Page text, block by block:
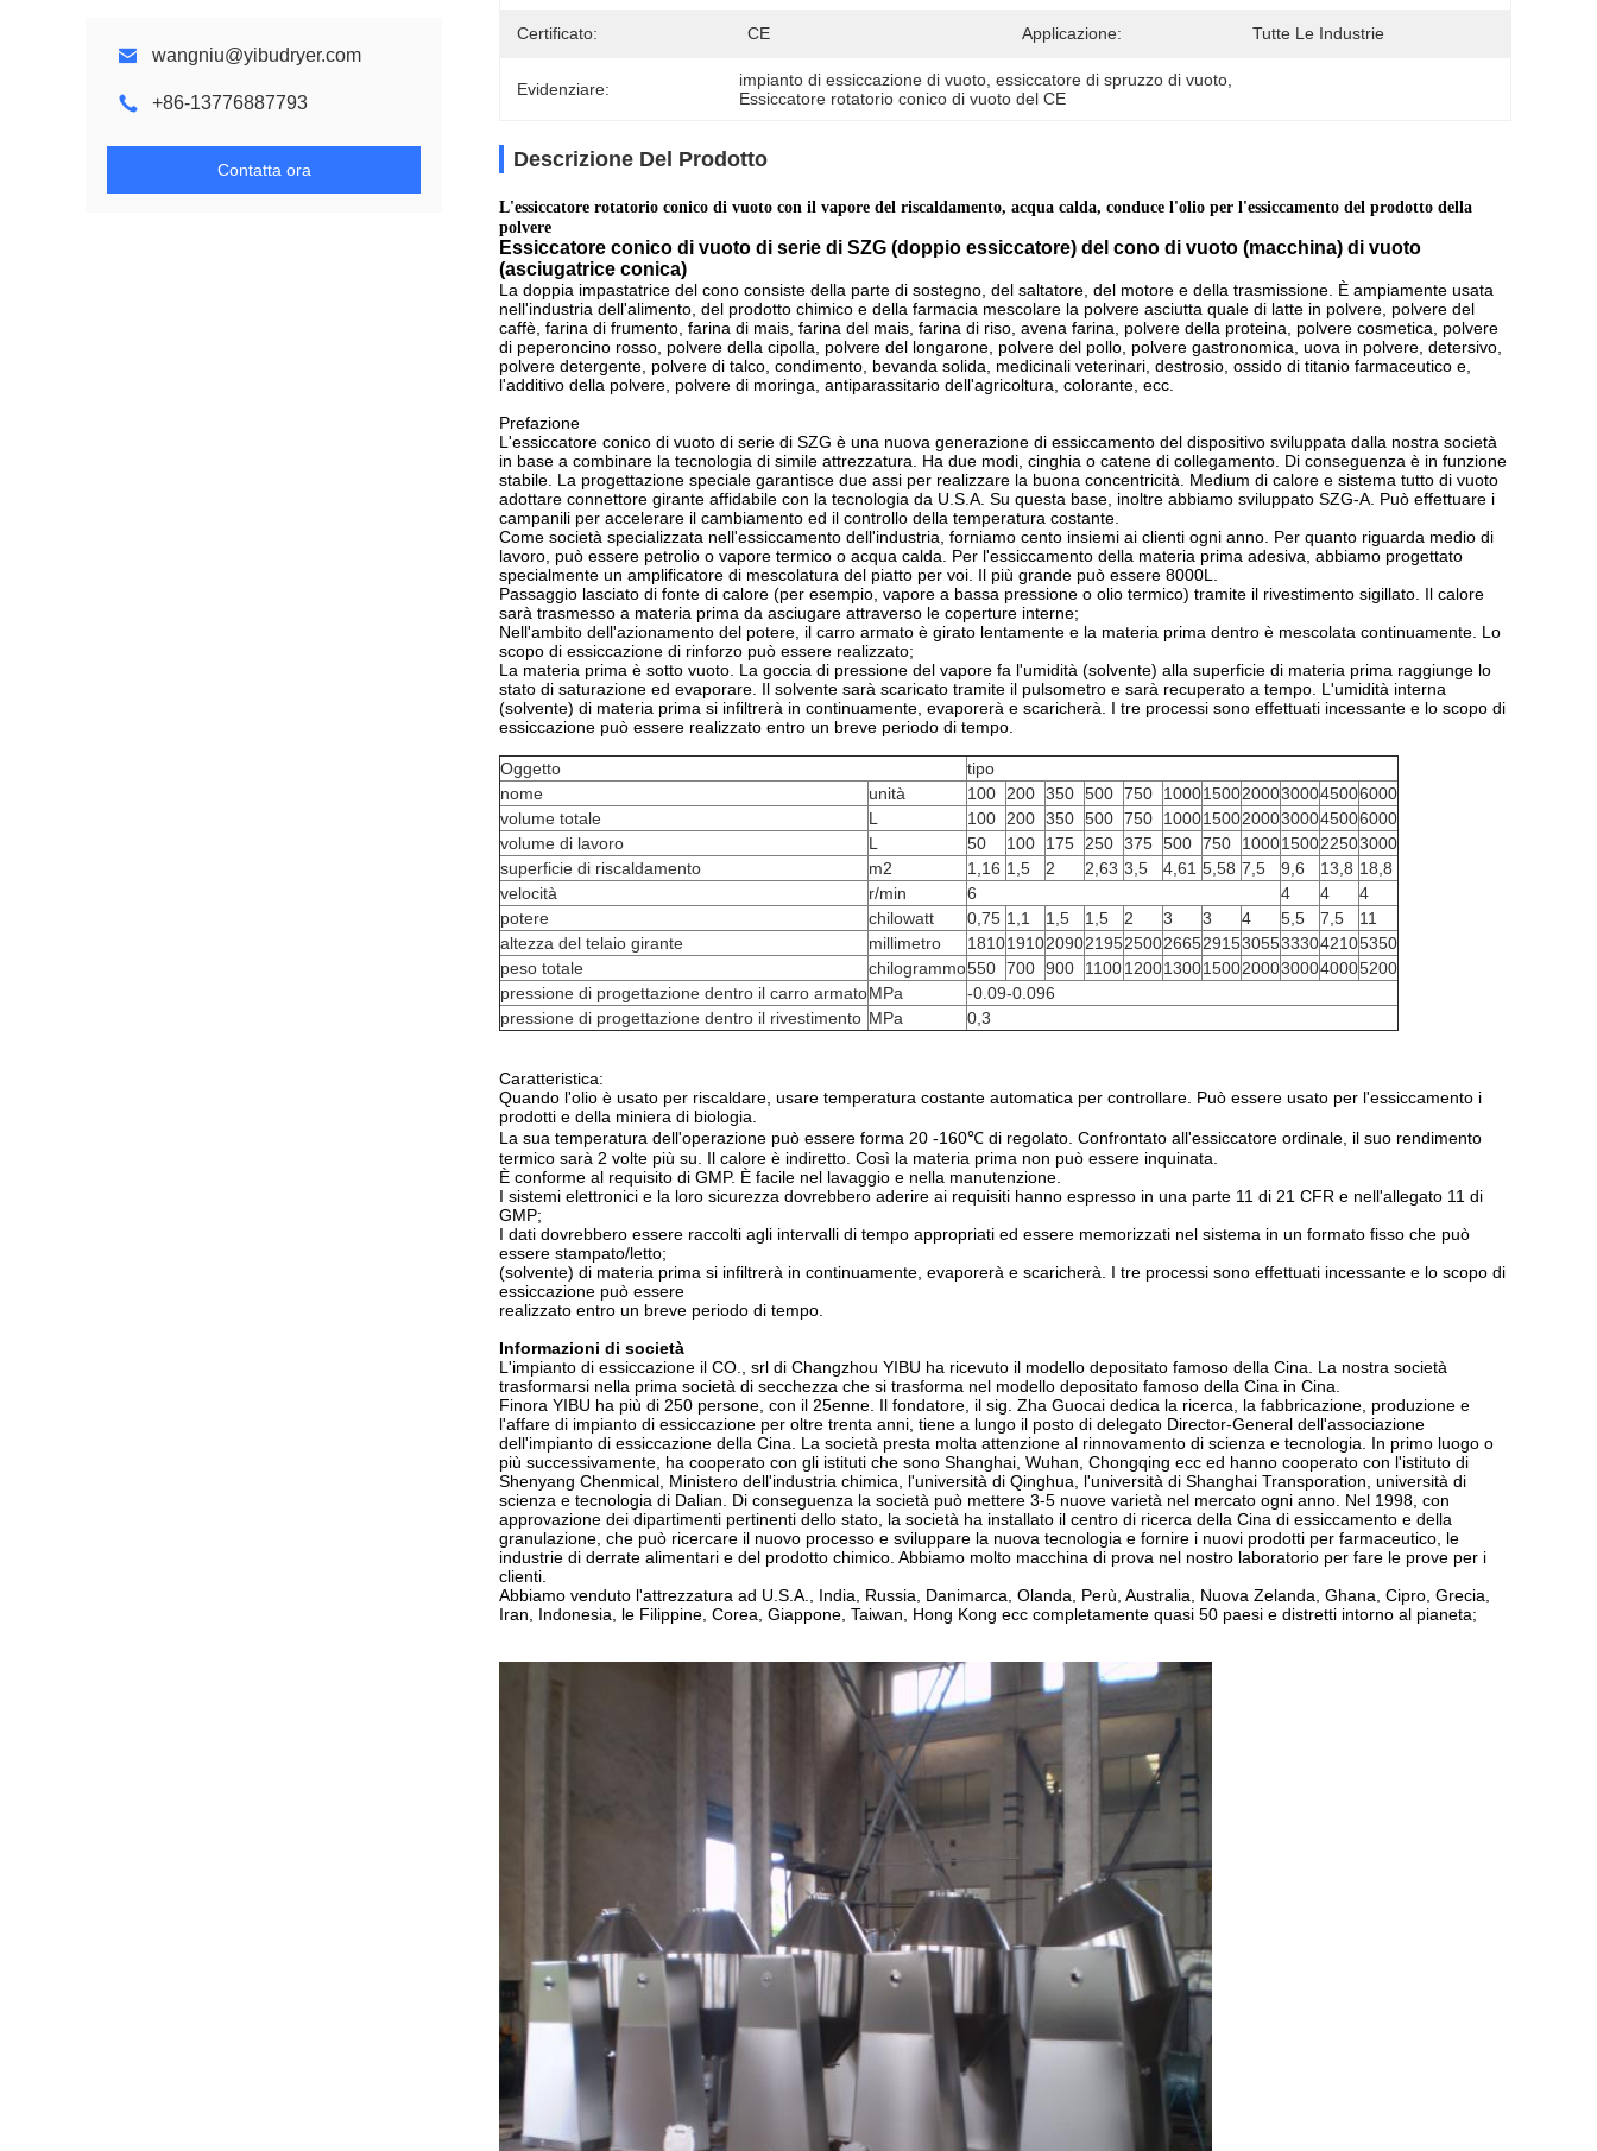
wangniu@yibudryer.com
+86-13776887793
Contatta ora
Certificato: CE Applicazione: Tutte Le Industrie
Evidenziare: impianto di essiccazione di vuoto , essiccatore di spruzzo di vuoto
Essiccatore rotatorio conico di vuoto del CE
Descrizione Del Prodotto
L'essiccatore rotatorio conico di vuoto con il vapore del riscaldamento, acqua calda, conduce l'olio per l'essiccamento del prodotto della
polvere
Essiccatore conico di vuoto di serie di SZG (doppio essiccatore) del cono di vuoto (macchina) di vuoto
(asciugatrice conica)
La doppia impastatrice del cono consiste della parte di sostegno, del saltatore, del motore e della trasmissione. È ampiamente usata
nell'industria dell'alimento, del prodotto chimico e della farmacia mescolare la polvere asciutta quale di latte in polvere, polvere del
caffè, farina di frumento, farina di mais, farina del mais, farina di riso, avena farina, polvere della proteina, polvere cosmetica, polvere
di peperoncino rosso, polvere della cipolla, polvere del longarone, polvere del pollo, polvere gastronomica, uova in polvere, detersivo,
polvere detergente, polvere di talco, condimento, bevanda solida, medicinali veterinari, destrosio, ossido di titanio farmaceutico e,
l'additivo della polvere, polvere di moringa, antiparassitario dell'agricoltura, colorante, ecc.
Prefazione
L'essiccatore conico di vuoto di serie di SZG è una nuova generazione di essiccamento del dispositivo sviluppata dalla nostra società
in base a combinare la tecnologia di simile attrezzatura. Ha due modi, cinghia o catene di collegamento. Di conseguenza è in funzione
stabile. La progettazione speciale garantisce due assi per realizzare la buona concentricità. Medium di calore e sistema tutto di vuoto
adottare connettore girante affidabile con la tecnologia da U.S.A. Su questa base, inoltre abbiamo sviluppato SZG-A. Può effettuare i
campanili per accelerare il cambiamento ed il controllo della temperatura costante.
Come società specializzata nell'essiccamento dell'industria, forniamo cento insiemi ai clienti ogni anno. Per quanto riguarda medio di
lavoro, può essere petrolio o vapore termico o acqua calda. Per l'essiccamento della materia prima adesiva, abbiamo progettato
specialmente un amplificatore di mescolatura del piatto per voi. Il più grande può essere 8000L.
Passaggio lasciato di fonte di calore (per esempio, vapore a bassa pressione o olio termico) tramite il rivestimento sigillato. Il calore
sarà trasmesso a materia prima da asciugare attraverso le coperture interne;
Nell'ambito dell'azionamento del potere, il carro armato è girato lentamente e la materia prima dentro è mescolata continuamente. Lo
scopo di essiccazione di rinforzo può essere realizzato;
La materia prima è sotto vuoto. La goccia di pressione del vapore fa l'umidità (solvente) alla superficie di materia prima raggiunge lo
stato di saturazione ed evaporare. Il solvente sarà scaricato tramite il pulsometro e sarà recuperato a tempo. L'umidità interna
(solvente) di materia prima si infiltrerà in continuamente, evaporerà e scaricherà. I tre processi sono effettuati incessante e lo scopo di
essiccazione può essere realizzato entro un breve periodo di tempo.
Oggetto
tipo
nome
unità 100 200 350 500 750 100015002000300045006000
volume totale
L 100 200 350 500 750 100015002000300045006000
volume di lavoro
L 50 100 175 250 375 500 750 1000150022503000
superficie di riscaldamento
m2 1,16 1,5 2 2,63 3,5 4,61 5,58 7,5 9,6 13,8 18,8
velocità
r/min 6 4 4
4
potere
chilowatt 0,75 1,1 1,5 1,5 2 3 3 4 5,5 7,5
11
altezza del telaio girante
millimetro 18101910209021952500266529153055333042105350
peso totale
chilogrammo550 700 900 11001200130015002000300040005200
pressione di progettazione dentro il carro armatoMPa
-0.09-0.096
pressione di progettazione dentro il rivestimento MPa 0,3
Caratteristica:
Quando l'olio è usato per riscaldare, usare temperatura costante automatica per controllare. Può essere usato per l'essiccamento i
prodotti e della miniera di biologia.
La sua temperatura dell'operazione può essere forma 20 -160℃ di regolato. Confrontato all'essiccatore ordinale, il suo rendimento
termico sarà 2 volte più su. Il calore è indiretto. Così la materia prima non può essere inquinata.
È conforme al requisito di GMP. È facile nel lavaggio e nella manutenzione.
I sistemi elettronici e la loro sicurezza dovrebbero aderire ai requisiti hanno espresso in una parte 11 di 21 CFR e nell'allegato 11 di
GMP;
I dati dovrebbero essere raccolti agli intervalli di tempo appropriati ed essere memorizzati nel sistema in un formato fisso che può
essere stampato/letto;
(solvente) di materia prima si infiltrerà in continuamente, evaporerà e scaricherà. I tre processi sono effettuati incessante e lo scopo di
essiccazione può essere
realizzato entro un breve periodo di tempo.
Informazioni di società
L'impianto di essiccazione il CO., srl di Changzhou YIBU ha ricevuto il modello depositato famoso della Cina. La nostra società
trasformarsi nella prima società di secchezza che si trasforma nel modello depositato famoso della Cina in Cina.
Finora YIBU ha più di 250 persone, con il 25enne. Il fondatore, il sig. Zha Guocai dedica la ricerca, la fabbricazione, produzione e
l'affare di impianto di essiccazione per oltre trenta anni, tiene a lungo il posto di delegato Director-General dell'associazione
dell'impianto di essiccazione della Cina. La società presta molta attenzione al rinnovamento di scienza e tecnologia. In primo luogo o
più successivamente, ha cooperato con gli istituti che sono Shanghai, Wuhan, Chongqing ecc ed hanno cooperato con l'istituto di
Shenyang Chenmical, Ministero dell'industria chimica, l'università di Qinghua, l'università di Shanghai Transporation, università di
scienza e tecnologia di Dalian. Di conseguenza la società può mettere 3-5 nuove varietà nel mercato ogni anno. Nel 1998, con
approvazione dei dipartimenti pertinenti dello stato, la società ha installato il centro di ricerca della Cina di essiccamento e della
granulazione, che può ricercare il nuovo processo e sviluppare la nuova tecnologia e fornire i nuovi prodotti per farmaceutico, le
industrie di derrate alimentari e del prodotto chimico. Abbiamo molto macchina di prova nel nostro laboratorio per fare le prove per i
clienti.
Abbiamo venduto l'attrezzatura ad U.S.A., India, Russia, Danimarca, Olanda, Perù, Australia, Nuova Zelanda, Ghana, Cipro, Grecia,
Iran, Indonesia, le Filippine, Corea, Giappone, Taiwan, Hong Kong ecc completamente quasi 50 paesi e distretti intorno al pianeta;